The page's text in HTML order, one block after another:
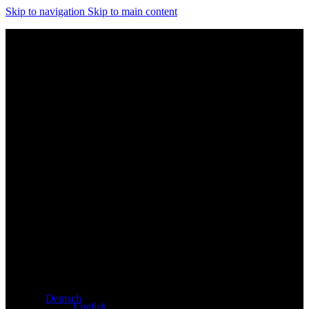
Skip to navigation Skip to main content
Deutsch
English